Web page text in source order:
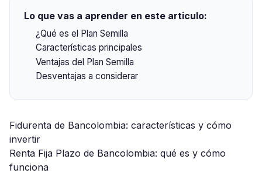
Lo que vas a aprender en este articulo:
¿Qué es el Plan Semilla
Características principales
Ventajas del Plan Semilla
Desventajas a considerar
Fidurenta de Bancolombia: características y cómo
invertir
Renta Fija Plazo de Bancolombia: qué es y cómo
funciona